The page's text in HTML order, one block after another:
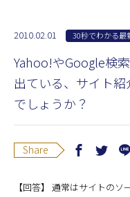
2010.02.01 30秒でわかる最
Yahoo!やGoogle検
出ている、サイト
でしょうか？
Share
【回答】 通常はサイトの